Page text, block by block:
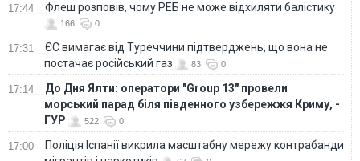
17:44 Флеш розповів, чому РЕБ не може відхиляти балістику
166 0
17:31
ЄС вимагає від Туреччини підтверджень, що вона не
постачає російський газ
83 0
17:14
До Дня Ялти: оператори "Group 13" провели
морський парад біля південного узбережжя Криму, -
ГУР
522 0
17:00
Поліція Іспанії викрила масштабну мережу контрабанди